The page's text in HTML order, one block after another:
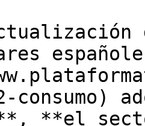
consumo)
**el